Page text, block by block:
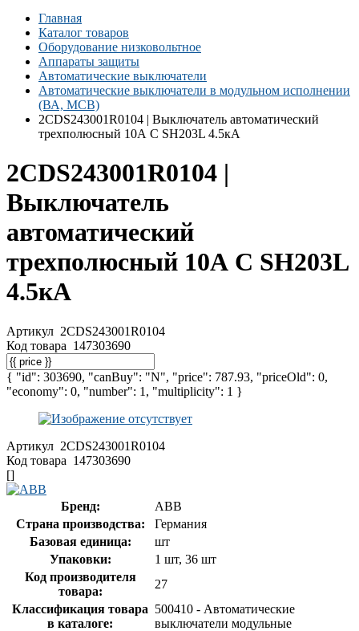
Главная
Каталог товаров
Оборудование низковольтное
Аппараты защиты
Автоматические выключатели
Автоматические выключатели в модульном исполнении
(ВА, MCB)
2CDS243001R0104 | Выключатель автоматический
трехполюсный 10А С SH203L 4.5кА
2CDS243001R0104 |
Выключатель
автоматический
трехполюсный 10А С SH203L
4.5кА
Артикул 2CDS243001R0104
Код товара 147303690
{ "id": 303690, "canBuy": "N", "price": 787.93, "priceOld": 0,
"economy": 0, "number": 1, "multiplicity": 1 }
Артикул 2CDS243001R0104
Код товара 147303690
[]
Бренд:
ABB
Страна производства:
Германия
Базовая единица:
шт
Упаковки:
1 шт, 36 шт
Код производителя
товара:
27
Классификация товара
в каталоге:
500410 - Автоматические
выключатели модульные